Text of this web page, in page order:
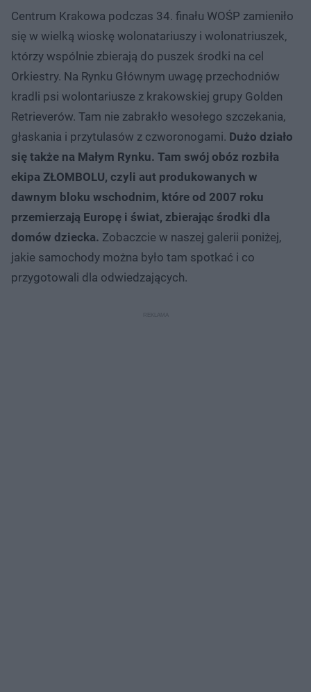
Centrum Krakowa podczas 34. finału WOŚP zamieniło
się w wielką wioskę wolonatariuszy i wolonatriuszek,
którzy wspólnie zbierają do puszek środki na cel
Orkiestry. Na Rynku Głównym uwagę przechodniów
kradli psi wolontariusze z krakowskiej grupy Golden
Retrieverów. Tam nie zabrakło wesołego szczekania,
głaskania i przytulasów z czworonogami. Dużo działo
się także na Małym Rynku. Tam swój obóz rozbiła
ekipa ZŁOMBOLU, czyli aut produkowanych w
dawnym bloku wschodnim, które od 2007 roku
przemierzają Europę i świat, zbierając środki dla
domów dziecka. Zobaczcie w naszej galerii poniżej,
jakie samochody można było tam spotkać i co
przygotowali dla odwiedzających.